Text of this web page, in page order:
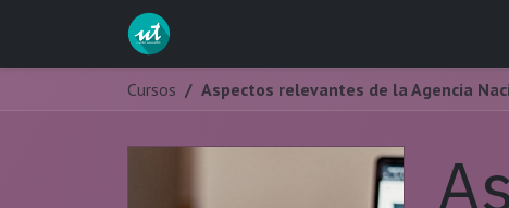
Cursos Aspectos relevantes de la Agencia